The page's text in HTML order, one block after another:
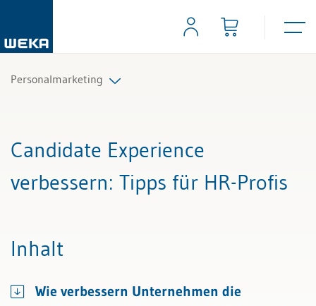
Personalmarketing
Candidate Experience
verbessern: Tipps für HR-Profis
Inhalt
Wie verbessern Unternehmen die